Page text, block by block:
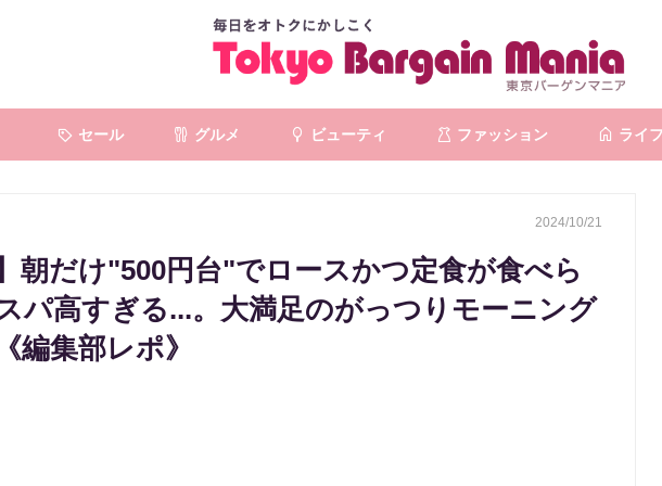
セール グルメ ビューティ ファッション ライフ
2024/10/21
朝だけ"500円台"でロースかつ定食が食べら
パ高すぎる...。大満足のがっつりモーニング
編集部レポ》